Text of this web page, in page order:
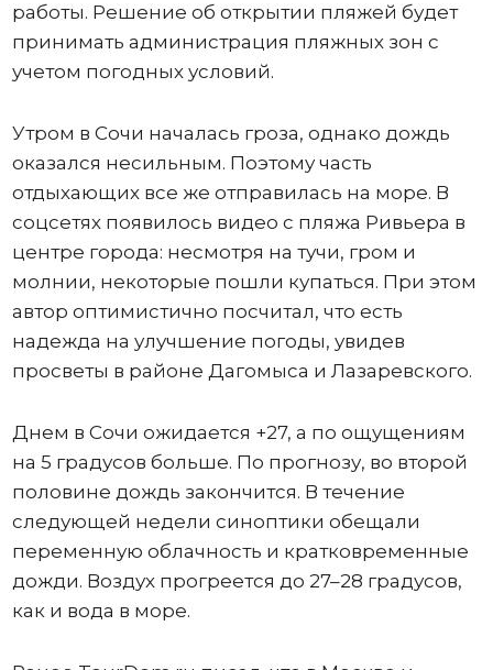
работы. Решение об открытии пляжей будет
принимать администрация пляжных зон с
учетом погодных условий.
Утром в Сочи началась гроза, однако дождь
оказался несильным. Поэтому часть
отдыхающих все же отправилась на море. В
соцсетях появилось видео с пляжа Ривьера в
центре города: несмотря на тучи, гром и
молнии, некоторые пошли купаться. При этом
автор оптимистично посчитал, что есть
надежда на улучшение погоды, увидев
просветы в районе Дагомыса и Лазаревского.
Днем в Сочи ожидается +27, а по ощущениям
на 5 градусов больше. По прогнозу, во второй
половине дождь закончится. В течение
следующей недели синоптики обещали
переменную облачность и кратковременные
дожди. Воздух прогреется до 27–28 градусов,
как и вода в море.